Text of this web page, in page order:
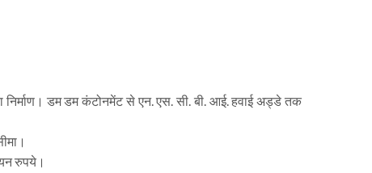
डम डम कंटोनमेंट से एन. एस. सी. बी. आई. हवाई अड्डे तक
रुपये।